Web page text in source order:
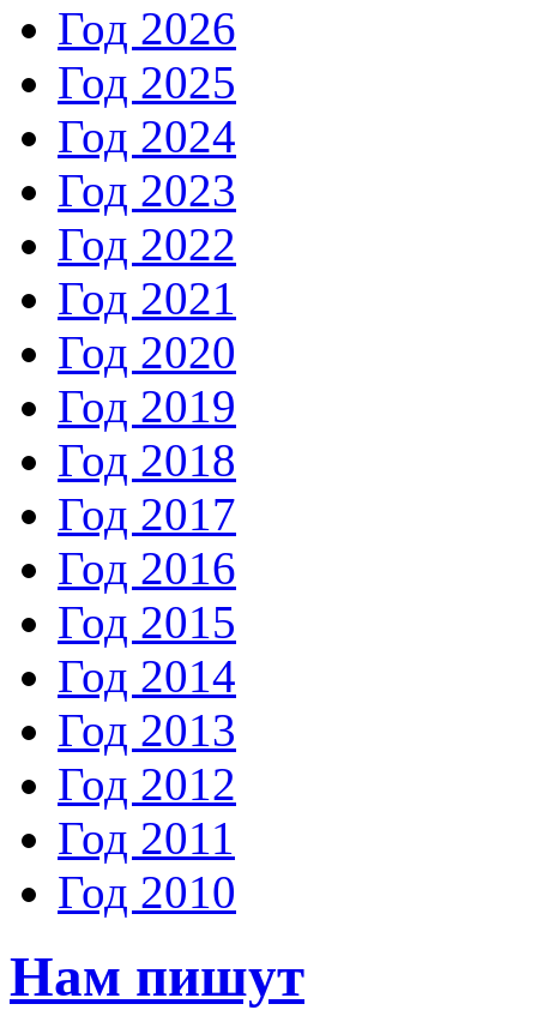
Год 2026
Год 2025
Год 2024
Год 2023
Год 2022
Год 2021
Год 2020
Год 2019
Год 2018
Год 2017
Год 2016
Год 2015
Год 2014
Год 2013
Год 2012
Год 2011
Год 2010
Нам пишут